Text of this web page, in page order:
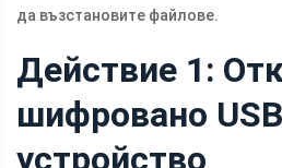
да възстановите файлове.
Действие 1:
шифровано USB
устройство